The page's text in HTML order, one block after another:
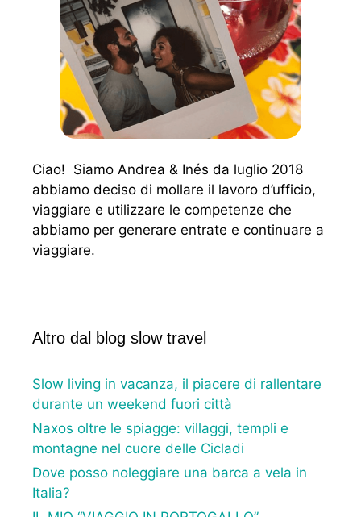
Ciao! Siamo Andrea & Inés da luglio 2018
abbiamo deciso di mollare il lavoro d’ufficio,
viaggiare e utilizzare le competenze che
abbiamo per generare entrate e continuare a
viaggiare.
Altro dal blog slow travel
Slow living in vacanza, il piacere di rallentare
durante un weekend fuori città
Naxos oltre le spiagge: villaggi, templi e
montagne nel cuore delle Cicladi
Dove posso noleggiare una barca a vela in
Italia?